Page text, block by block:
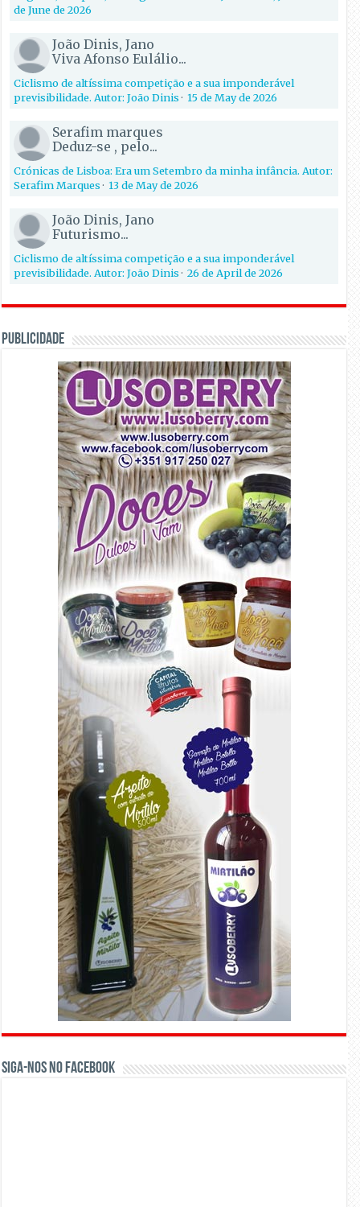
de June de 2026
João Dinis, Jano
Viva Afonso Eulálio...
Ciclismo de altíssima competição e a sua imponderável
previsibilidade. Autor: João Dinis·15 de May de 2026
Serafim marques
Deduz-se , pelo...
Crónicas de Lisboa: Era um Setembro da minha infância. Autor:
Serafim Marques·13 de May de 2026
João Dinis, Jano
Futurismo...
Ciclismo de altíssima competição e a sua imponderável
previsibilidade. Autor: João Dinis·26 de April de 2026
PUBLICIDADE
Siga-nos no Facebook